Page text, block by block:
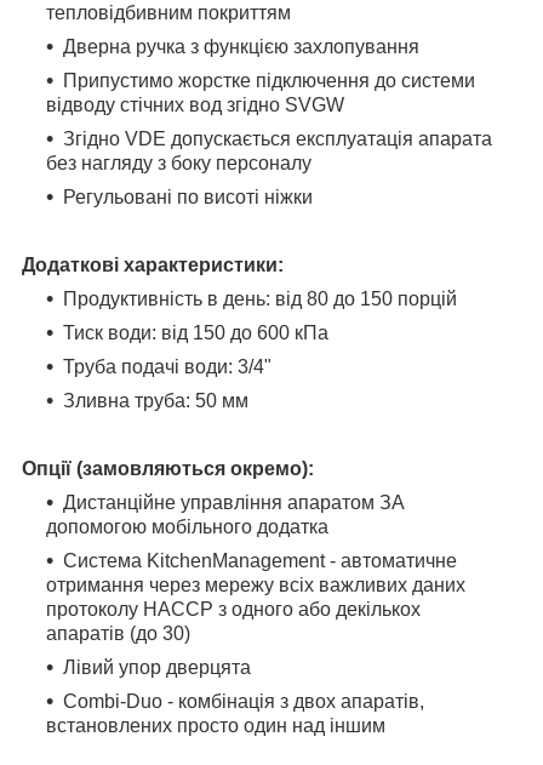
тепловідбивним покриттям
Дверна ручка з функцією захлопування
Припустимо жорстке підключення до системи
відводу стічних вод згідно SVGW
Згідно VDE допускається експлуатація апарата
без нагляду з боку персоналу
Регульовані по висоті ніжки
Додаткові характеристики:
Продуктивність в день: від 80 до 150 порцій
Тиск води: від 150 до 600 кПа
Труба подачі води: 3/4"
Зливна труба: 50 мм
Опції (замовляються окремо):
Дистанційне управління апаратом ЗА
допомогою мобільного додатка
Система KitchenManagement - автоматичне
отримання через мережу всіх важливих даних
протоколу HACCP з одного або декількох
апаратів (до 30)
Лівий упор дверцята
Combi-Duo - комбінація з двох апаратів,
встановлених просто один над іншим